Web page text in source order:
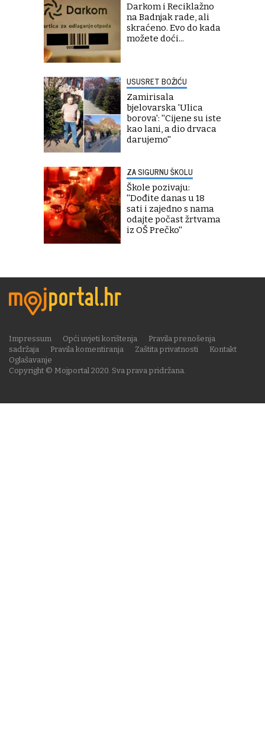
Darkom i Reciklažno
na Badnjak rade, ali
skraćeno. Evo do kada
možete doći...
USUSRET BOŽIĆU
Zamirisala
bjelovarska 'Ulica
borova': ''Cijene su iste
kao lani, a dio drvaca
darujemo''
ZA SIGURNU ŠKOLU
Škole pozivaju:
''Dođite danas u 18
sati i zajedno s nama
odajte počast žrtvama
iz OŠ Prečko''
Copyright © Mojportal 2020. Sva prava pridržana.
Impressum Opći uvjeti korištenja
Pravila prenošenja
sadržaja
Pravila komentiranja Zaštita privatnosti
Kontakt
Oglašavanje